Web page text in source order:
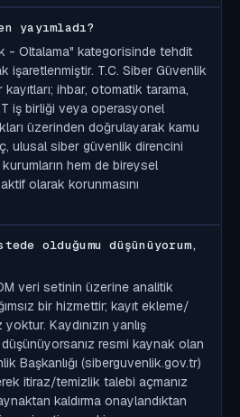
yayımladı?
- Oltalama" kategorisinde tehdit
işaretlenmiştir. T.C. Siber Güvenlik
kayıtları; ihbar, otomatik tarama,
iş birliği veya operasyonel
üzerinden doğrulayarak kamu
ulusal siber güvenlik direncini
hem de bireysel
olarak korunmasını
olduğumu düşünüyorum,
veri setinin üzerine analitik
bir hizmettir; kayıt ekleme/
Kaydınızın yanlış
düşünüyorsanız resmi kaynak olan
Başkanlığı (siberguvenlik.gov.tr)
itiraz/temizlik talebi açmanız
kaldırma onaylandıktan